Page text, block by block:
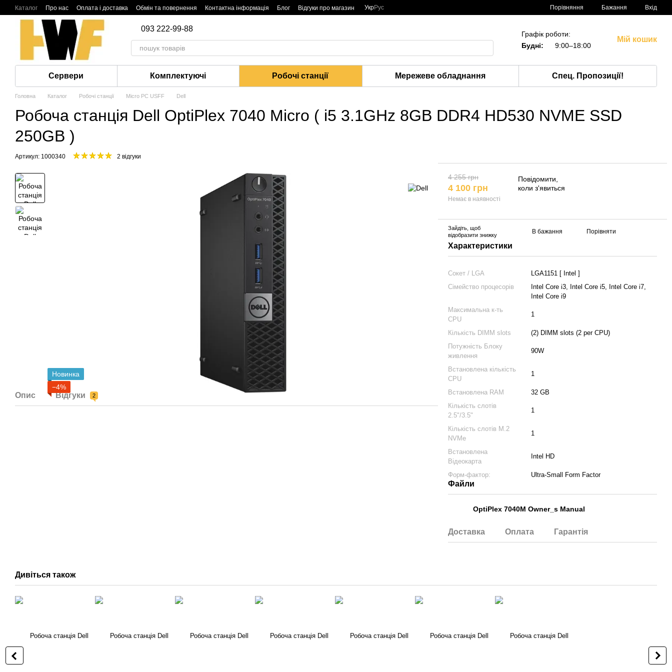
Перейти до основного контенту
Каталог Про нас Оплата і доставка Обмін та повернення Контактна інформація Блог Відгуки про магазин УкрРус Порівняння Бажання Вхід
093 222-99-88
Графік роботи:
Будні:
9:00–18:00
Мій кошик
Сервери Комплектуючі Робочі станції Мережеве обладнання Спец. Пропозиції!
Головна Каталог Робочі станції Micro PC USFF Dell
Робоча станція Dell OptiPlex 7040 Micro ( i5 3.1GHz 8GB DDR4 HD530 NVME SSD
250GB )
Артикул: 1000340 2 відгуки
Новинка
−4%
Опис Відгуки 2
4 255 грн
4 100 грн
Немає в наявності
Повідомити,
коли з'явиться
Зайдіть , щоб
відобразити знижку
В бажання Порівняти
Характеристики
Сокет / LGA
LGA1151 [ Intel ]
Сімейство процесорів
Intel Core i3, Intel Core i5, Intel Core i7,
Intel Core i9
Максимальна к-ть
CPU
1
Кількість DIMM slots
(2) DIMM slots (2 per CPU)
Потужність Блоку
живлення
90W
Встановлена кількість
CPU
1
Встановлена RAM
32 GB
Кількість слотів
2.5"/3.5"
1
Кількість слотів M.2
NVMe
1
Встановлена
Відеокарта
Intel HD
Форм-фактор: Ultra-Small Form Factor
Файли
OptiPlex 7040M Owner_s Manual
Доставка Оплата Гарантія
Дивіться також